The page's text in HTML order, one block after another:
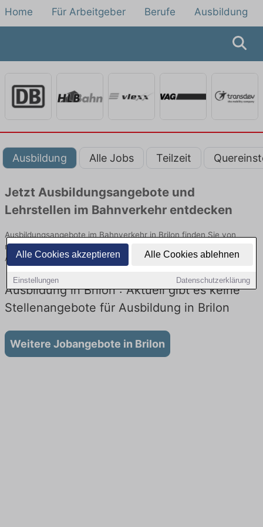
Alle Cookies akzeptieren Alle Cookies ablehnen
Einstellungen Datenschutzerklärung
Home Für Arbeitgeber Berufe Ausbildung
Ausbildung Alle Jobs Teilzeit
Jetzt Ausbildungsangebote und
Lehrstellen im Bahnverkehr entdecken
Ausbildungsangebote im Bahnverkehr in Brilon finden Sie von
namhaften Firmen. Entdecken Sie freie Optionen von Top-
Arbeitgebern und bewerben Sie sich noch heute.
Ausbildung in Brilon : Aktuell gibt es keine
Stellenangebote für Ausbildung in Brilon
Weitere Jobangebote in Brilon